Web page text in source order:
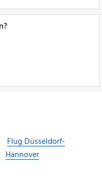
Flug Düsseldorf-
Hannover